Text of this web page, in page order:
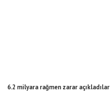
6.2 milyara rağmen zarar açıkladılar